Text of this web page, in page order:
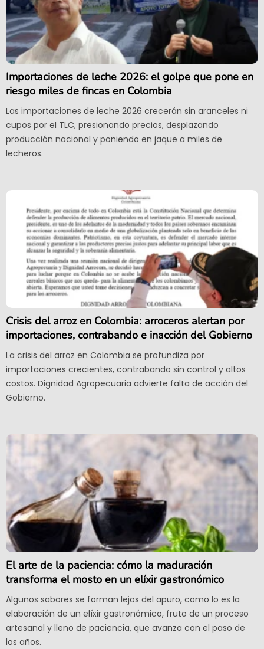
Importaciones de leche 2026: el golpe que pone en
riesgo miles de fincas en Colombia
Las importaciones de leche 2026 crecerán sin aranceles ni
cupos por el TLC, presionando precios, desplazando
producción nacional y poniendo en jaque a miles de
lecheros.
Crisis del arroz en Colombia: arroceros alertan por
importaciones, contrabando e inacción del Gobierno
La crisis del arroz en Colombia se profundiza por
importaciones crecientes, contrabando sin control y altos
costos. Dignidad Agropecuaria advierte falta de acción del
Gobierno.
El arte de la paciencia: cómo la maduración
transforma el mosto en un elíxir gastronómico
Algunos sabores se forman lejos del apuro, como lo es la
elaboración de un elíxir gastronómico, fruto de un proceso
artesanal y lleno de paciencia, que avanza con el paso de
los años.